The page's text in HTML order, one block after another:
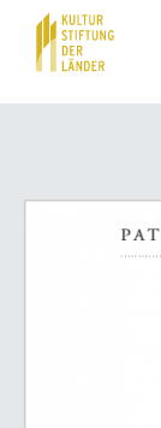
Hauptnavigation